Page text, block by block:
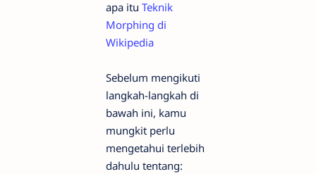
apa itu Teknik
Morphing di
Wikipedia
Sebelum mengikuti
langkah-langkah di
bawah ini, kamu
mungkit perlu
mengetahui terlebih
dahulu tentang: